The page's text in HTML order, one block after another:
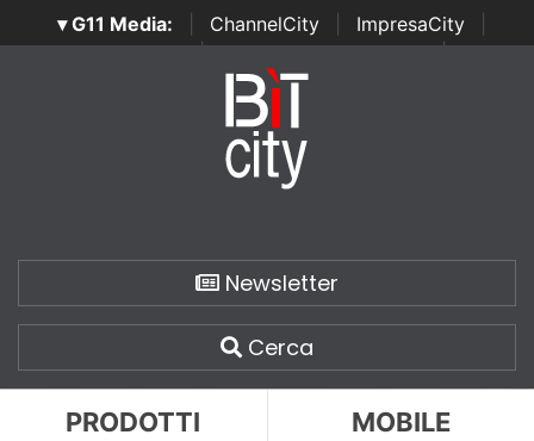
▾ G11 Media: ChannelCity ImpresaCity
SecurityOpenLab | Italian Channel Awards | Italian
Italian Security Awards
Newsletter
Cerca
PRODOTTI MOBILE